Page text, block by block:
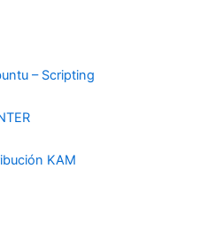
– Scripting
KAM